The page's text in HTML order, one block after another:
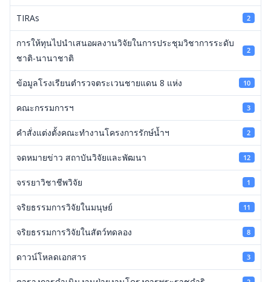
TIRAs 2
การให้ทุนไปนำเสนอผลงานวิจัยในการประชุมวิชาการระดับ
ชาติ-นานาชาติ
2
ข้อมูลโรงเรียนตำรวจตระเวนชายแดน 8 แห่ง 10
คณะกรรมการฯ 3
คำสั่งแต่งตั้งคณะทำงานโครงการรักษ์น้ำฯ 2
จดหมายข่าว สถาบันวิจัยและพัฒนา 12
จรรยาวิชาชีพวิจัย 1
จริยธรรมการวิจัยในมนุษย์ 11
จริยธรรมการวิจัยในสัตว์ทดลอง 8
ดาวน์โหลดเอกสาร 3